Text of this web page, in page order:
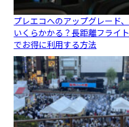
プレエコへのアップグレード、
いくらかかる？長距離フライト
でお得に利用する方法